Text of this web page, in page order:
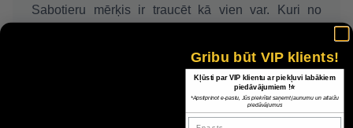
Sabotieru mērķis ir traucēt kā vien var. Kuri no
izlozē katra raunda sākumā, un to neviens neatklāj.
Te parādās spēles jautrā un intrigas pilnā būtība.
Vai Zeltrači tiks līdz galam un atradīs zeltu, vai
tomēr viltīgie Sabotieri slēps savu identitāti līdz
Gribu būt VIP klients!
Kļūsti par VIP klientu ar piekļuvi labākiem
piedāvājumiem !⭐
*Apstiprinot e-pastu, Jūs piekrītat saņemt jaunumu un atlaižu
piedāvājumus
Epasts